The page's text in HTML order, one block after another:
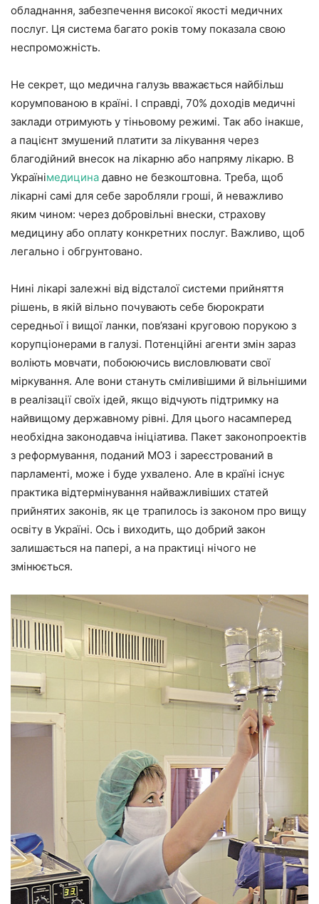
обладнання, забезпечення високої якості медичних
послуг. Ця система багато років тому показала свою
неспроможність.
Не секрет, що медична галузь вважається найбільш
корумпованою в країні. І справді, 70% доходів медичні
заклади отримують у тіньовому режимі. Так або інакше,
а пацієнт змушений платити за лікування через
благодійний внесок на лікарню або напряму лікарю. В
Українімедицина давно не безкоштовна. Треба, щоб
лікарні самі для себе заробляли гроші, й неважливо
яким чином: через добровільні внески, страхову
медицину або оплату конкретних послуг. Важливо, щоб
легально і обгрунтовано.
Нині лікарі залежні від відсталої системи прийняття
рішень, в якій вільно почувають себе бюрократи
середньої і вищої ланки, пов’язані круговою порукою з
корупціонерами в галузі. Потенційні агенти змін зараз
воліють мовчати, побоюючись висловлювати свої
міркування. Але вони стануть сміливішими й вільнішими
в реалізації своїх ідей, якщо відчують підтримку на
найвищому державному рівні. Для цього насамперед
необхідна законодавча ініціатива. Пакет законопроектів
з реформування, поданий МОЗ і зареєстрований в
парламенті, може і буде ухвалено. Але в країні існує
практика відтермінування найважливіших статей
прийнятих законів, як це трапилось із законом про вищу
освіту в Україні. Ось і виходить, що добрий закон
залишається на папері, а на практиці нічого не
змінюється.